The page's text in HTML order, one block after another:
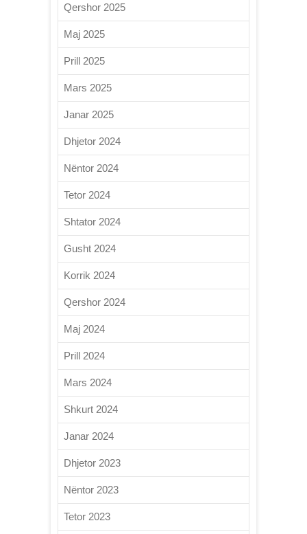
Qershor 2025
Maj 2025
Prill 2025
Mars 2025
Janar 2025
Dhjetor 2024
Nëntor 2024
Tetor 2024
Shtator 2024
Gusht 2024
Korrik 2024
Qershor 2024
Maj 2024
Prill 2024
Mars 2024
Shkurt 2024
Janar 2024
Dhjetor 2023
Nëntor 2023
Tetor 2023